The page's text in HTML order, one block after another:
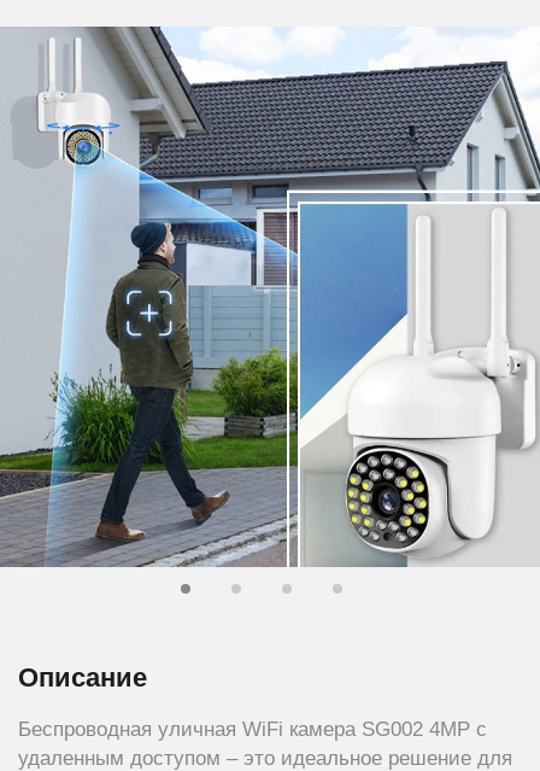
Описание
Беспроводная уличная WiFi камера SG002 4MP с
удаленным доступом – это идеальное решение для